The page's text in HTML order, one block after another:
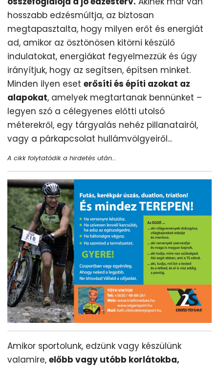
hosszabb edzésmúltja, az biztosan
megtapasztalta, hogy milyen erőt és energiát
ad, amikor az ösztönösen kitörni készülő
indulatokat, energiákat fegyelmezzük és úgy
irányítjuk, hogy az segítsen, építsen minket.
Minden ilyen eset erősíti és építi azokat az
alapokat, amelyek megtartanak bennünket –
legyen szó a célegyenes előtti utolsó
méterekről, egy tárgyalás nehéz pillanatairól,
vagy a párkapcsolat hullámvölgyeiről...
A cikk folytatódik a hirdetés után...
Amikor sportolunk, edzünk vagy készülünk
valamire, előbb vagy utóbb korlátokba,